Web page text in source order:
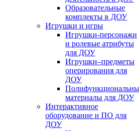
Образовательные
комплекты в ДОУ
Игрушки и игры
Игрушки-персонажи
и ролевые атрибуты
для ДОУ
Игрушки–предметы
оперирования для
ДОУ
материалы для ДОУ
Интерактивное
оборудование и ПО для
ДОУ